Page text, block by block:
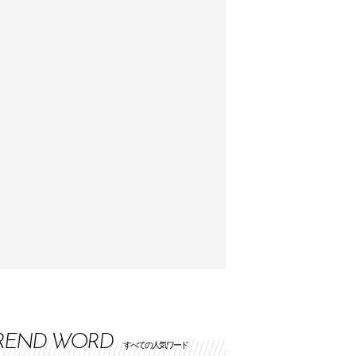
WORD すべての人気ワード